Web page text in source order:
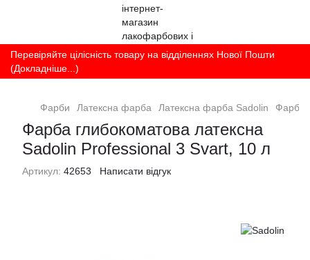
Перевіряйте цілісність товару на відділеннях Нової Пошти
(Докладніше...)
Фарби Латексна фарба Латексна фарба Sadolin Фарба
Фарба глибокоматова латексна
Sadolin Professional 3 Svart, 10 л
Артикул: 42653 Написати відгук